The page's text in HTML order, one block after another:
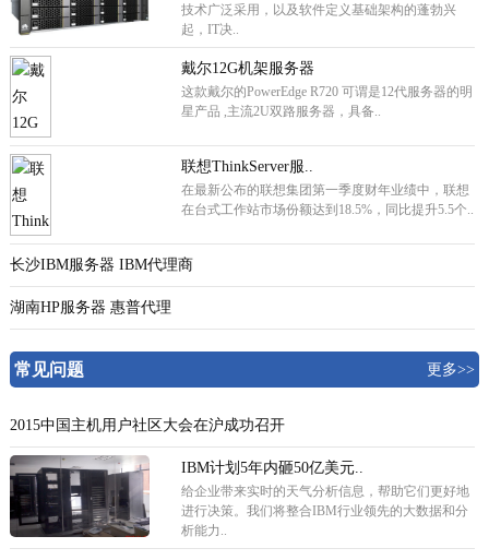
技术广泛采用，以及软件定义基础架构的蓬勃兴
起，IT决..
戴尔12G机架服务器
这款戴尔的PowerEdge R720 可谓是12代服务器的明
星产品 ,主流2U双路服务器，具备..
联想ThinkServer服..
在最新公布的联想集团第一季度财年业绩中，联想
在台式工作站市场份额达到18.5%，同比提升5.5个..
长沙IBM服务器 IBM代理商
湖南HP服务器 惠普代理
常见问题 更多>>
2015中国主机用户社区大会在沪成功召开
IBM计划5年内砸50亿美元..
给企业带来实时的天气分析信息，帮助它们更好地
进行决策。我们将整合IBM行业领先的大数据和分
析能力..